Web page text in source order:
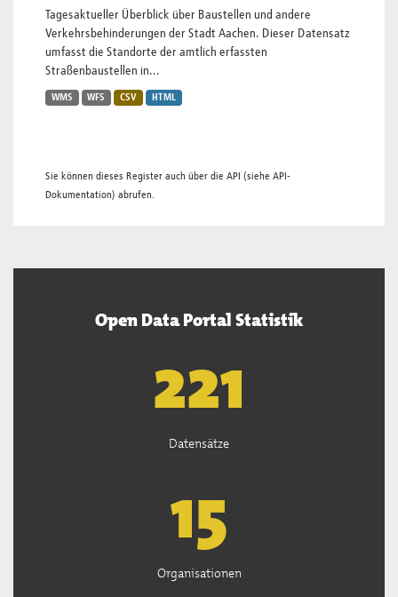
Tagesaktueller Überblick über Baustellen und andere
Verkehrsbehinderungen der Stadt Aachen. Dieser Datensatz
umfasst die Standorte der amtlich erfassten
Straßenbaustellen in...
WMS WFS CSV HTML
Sie können dieses Register auch über die API (siehe API-
Dokumentation) abrufen.
Open Data Portal Statistik
222
Datensätze
15
Organisationen